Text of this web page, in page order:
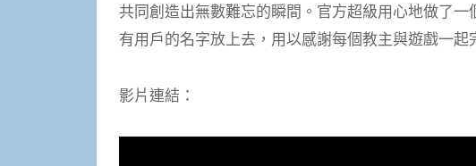
共同創造出無數難忘的瞬間。官方超級用心地做了
有用戶的名字放上去，用以感謝每個教主與遊戲一起
影片連結：